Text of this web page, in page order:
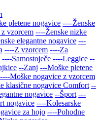
pletene nogavice ----Ženske
vzorcem ----Ženske nizke
elegantne nogavice ---
----Z vzorcem ----Za
----Samostoječe ----Leggice --
--Zanj ---Moške pletene
----Moške nogavice z vzorcem
klasične nogavice Comfort --
nogavice --Šport ---
nogavice ----Kolesarske
za hojo ----Pohodne